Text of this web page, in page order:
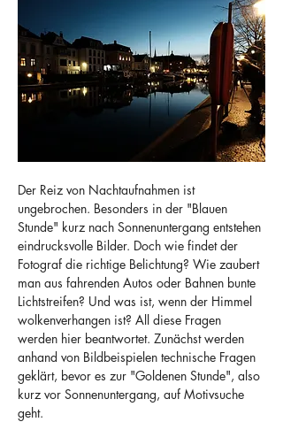
Der Reiz von Nachtaufnahmen ist
ungebrochen. Besonders in der "Blauen
Stunde" kurz nach Sonnenuntergang entstehen
eindrucksvolle Bilder. Doch wie findet der
Fotograf die richtige Belichtung? Wie zaubert
man aus fahrenden Autos oder Bahnen bunte
Lichtstreifen? Und was ist, wenn der Himmel
wolkenverhangen ist? All diese Fragen
werden hier beantwortet. Zunächst werden
anhand von Bildbeispielen technische Fragen
geklärt, bevor es zur "Goldenen Stunde", also
kurz vor Sonnenuntergang, auf Motivsuche
geht.